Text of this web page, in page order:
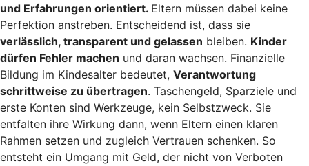
und Erfahrungen orientiert. Eltern müssen dabei keine
Perfektion anstreben. Entscheidend ist, dass sie
verlässlich, transparent und gelassen bleiben. Kinder
dürfen Fehler machen und daran wachsen. Finanzielle
Bildung im Kindesalter bedeutet, Verantwortung
schrittweise zu übertragen. Taschengeld, Sparziele und
erste Konten sind Werkzeuge, kein Selbstzweck. Sie
entfalten ihre Wirkung dann, wenn Eltern einen klaren
Rahmen setzen und zugleich Vertrauen schenken. So
entsteht ein Umgang mit Geld, der nicht von Verboten